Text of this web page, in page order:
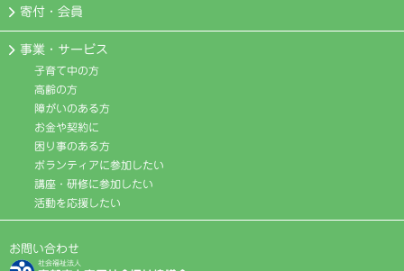
寄付・会員
事業・サービス
子育て中の方
高齢の方
障がいのある方
お金や契約に
困り事のある方
ボランティアに参加したい
講座・研修に参加したい
活動を応援したい
お問い合わせ
社会福祉法人